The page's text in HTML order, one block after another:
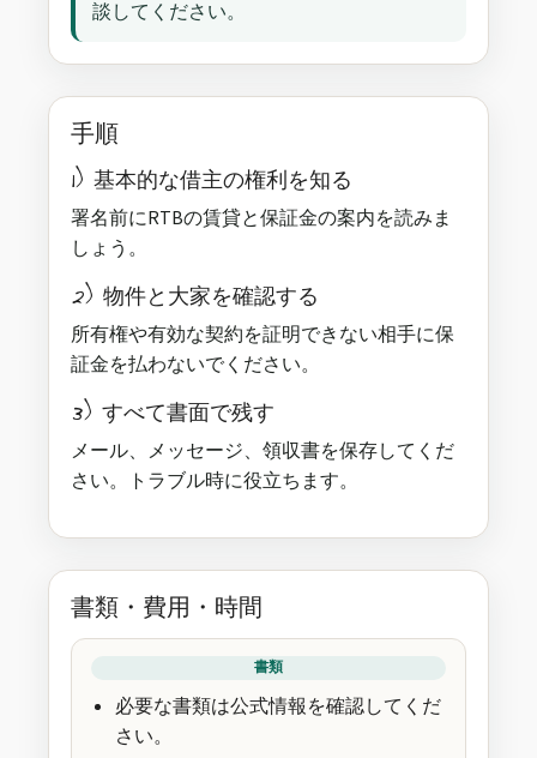
談してください。
手順
1) 基本的な借主の権利を知る
署名前にRTBの賃貸と保証金の案内を読みま
しょう。
2) 物件と大家を確認する
所有権や有効な契約を証明できない相手に保
証金を払わないでください。
3) すべて書面で残す
メール、メッセージ、領収書を保存してくだ
さい。トラブル時に役立ちます。
書類・費用・時間
書類
必要な書類は公式情報を確認してくだ
さい。